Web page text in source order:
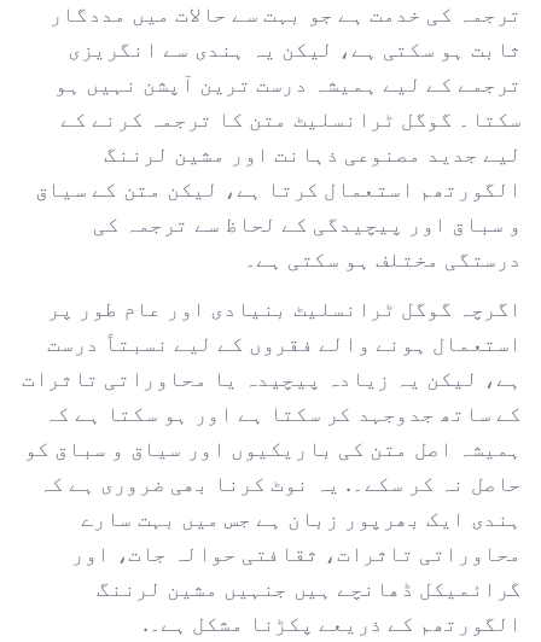
ترجمہ کی خدمت ہے جو بہت سے حالات میں مددگار
ثابت ہو سکتی ہے، لیکن یہ ہندی سے انگریزی
ترجمے کے لیے ہمیشہ درست ترین آپشن نہیں ہو
سکتا۔ گوگل ٹرانسلیٹ متن کا ترجمہ کرنے کے
لیے جدید مصنوعی ذہانت اور مشین لرننگ
الگورتھم استعمال کرتا ہے، لیکن متن کے سیاق
و سباق اور پیچیدگی کے لحاظ سے ترجمہ کی
درستگی مختلف ہو سکتی ہے۔
اگرچہ گوگل ٹرانسلیٹ بنیادی اور عام طور پر
استعمال ہونے والے فقروں کے لیے نسبتاً درست
ہے، لیکن یہ زیادہ پیچیدہ یا محاوراتی تاثرات
کے ساتھ جدوجہد کر سکتا ہے اور ہو سکتا ہے کہ
ہمیشہ اصل متن کی باریکیوں اور سیاق و سباق کو
حاصل نہ کر سکے۔. یہ نوٹ کرنا بھی ضروری ہے کہ
ہندی ایک بھرپور زبان ہے جس میں بہت سارے
محاوراتی تاثرات، ثقافتی حوالہ جات، اور
گرائمیکل ڈھانچے ہیں جنہیں مشین لرننگ
الگورتھم کے ذریعے پکڑنا مشکل ہے۔.